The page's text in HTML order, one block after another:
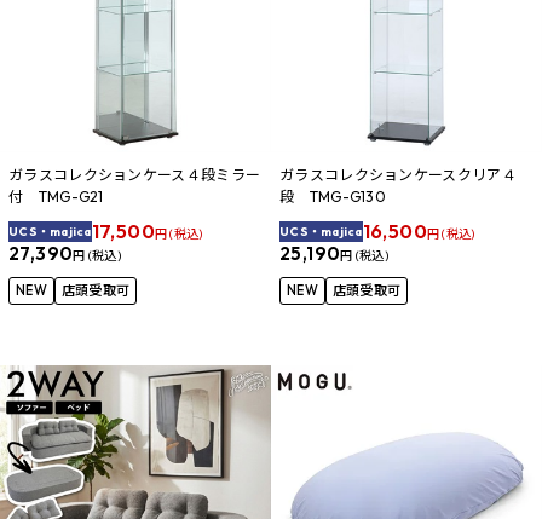
ガラスコレクションケース４段ミラー
付 TMG-G21
UCS・majica17,500円 (税込)
27,390円 (税込)
NEW 店頭受取可
ガラスコレクションケースクリア４
段 TMG-G130
UCS・majica16,500円 (税込)
25,190円 (税込)
NEW 店頭受取可